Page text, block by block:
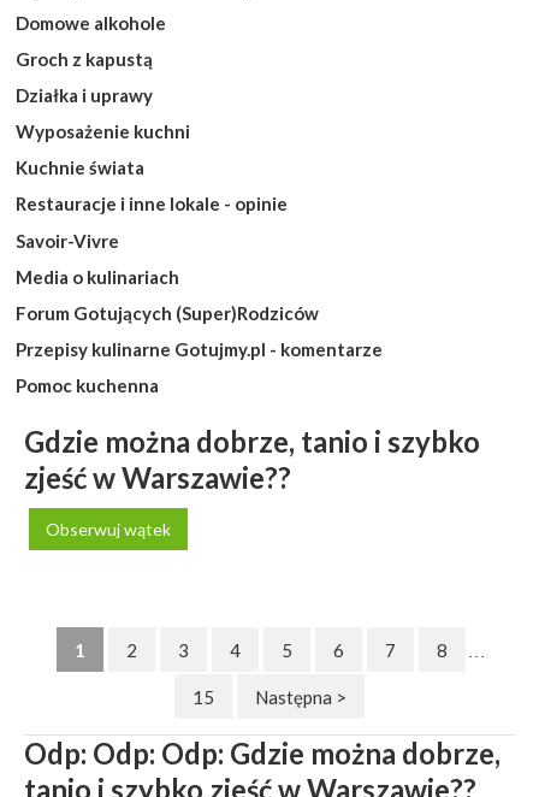
Domowe alkohole
Groch z kapustą
Działka i uprawy
Wyposażenie kuchni
Kuchnie świata
Restauracje i inne lokale - opinie
Savoir-Vivre
Media o kulinariach
Forum Gotujących (Super)Rodziców
Przepisy kulinarne Gotujmy.pl - komentarze
Pomoc kuchenna
Gdzie można dobrze, tanio i szybko
zjeść w Warszawie??
Obserwuj wątek
1 2 3 4 5 6 7 8
15 Następna >
Odp: Odp: Odp: Gdzie można dobrze,
tanio i szybko zjeść w Warszawie??